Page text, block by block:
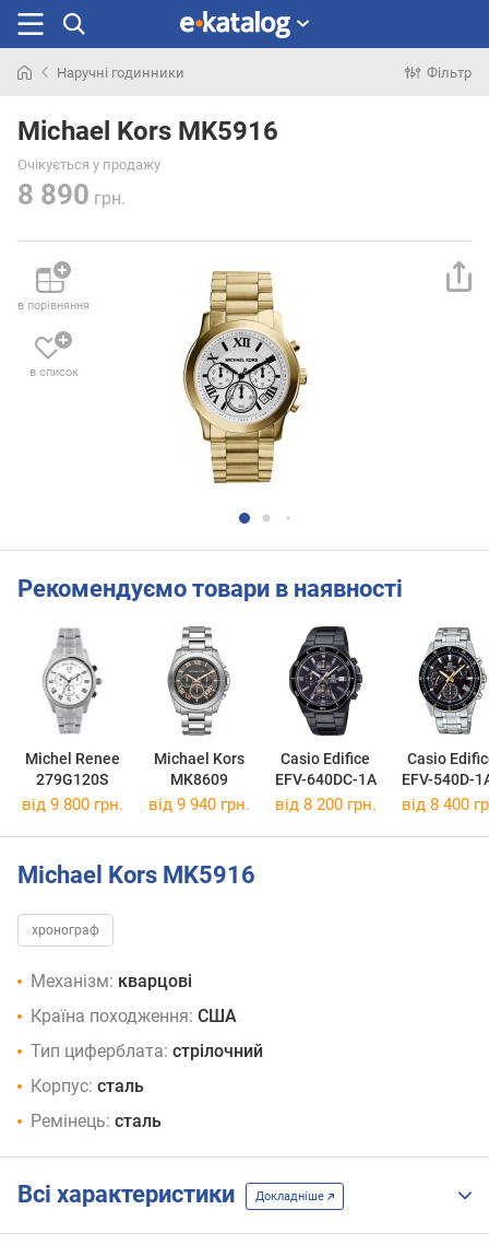
раніше
Наручні годинники Фільтр
Michael Kors MK5916
Очікується у продажу
8 890 грн.
в порівняння
в список
Рекомендуємо товари в наявності
Michel Renee
279G120S
Michael Kors
MK8609
Casio Edifice
EFV-640DC-1A
Casio
EFV-540D-
від 9 800 грн. від 9 940 грн. від 8 200 грн. від 8 400
Michael Kors MK5916
хронограф
Механізм: кварцові
Країна походження: США
Тип циферблата: стрілочний
Корпус: сталь
Ремінець: сталь
Всі характеристики Докладніше